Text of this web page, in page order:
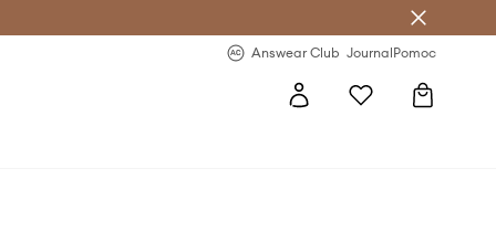
Answear Club JournalPomoc